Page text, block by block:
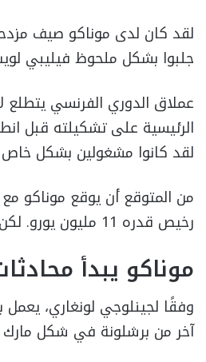
لقد كان لدى موناكو صيف
جلبوا بشكل ملحوظ فيليبي
عملاق الدوري الفرنسي يتطلع
الرئيسية على تشكيلته قبل
لقد كانوا مشغولين بشكل
من المتوقع أن يوقع موناكو
رخيص قدره 11 مليون يورو. لكن هذا ليس كل شيء.
موناكو يبدأ
وفقًا لجينلوجي لونغاري،
آخر من برشلونة في شكل